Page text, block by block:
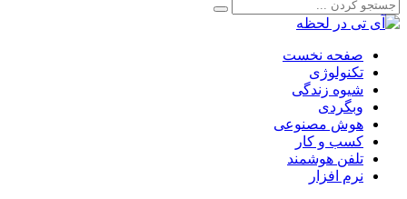
صفحه نخست
تکنولوژی
شیوه زندگی
وبگردی
هوش مصنوعی
کسب و کار
تلفن هوشمند
نرم افزار